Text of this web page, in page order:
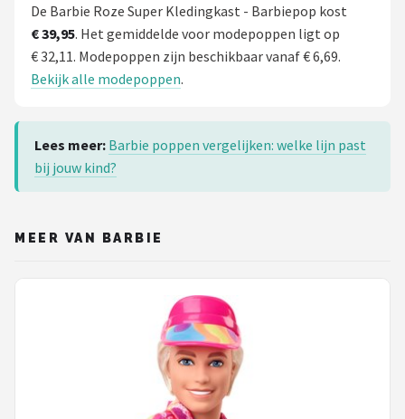
De Barbie Roze Super Kledingkast - Barbiepop kost
€ 39,95. Het gemiddelde voor modepoppen ligt op
€ 32,11. Modepoppen zijn beschikbaar vanaf € 6,69.
Bekijk alle modepoppen.
Lees meer: Barbie poppen vergelijken: welke lijn past
bij jouw kind?
MEER VAN BARBIE